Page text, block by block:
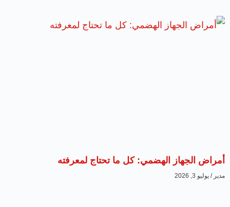
أمراض الجهاز الهضمي: كل ما تحتاج لمعرفته
مدير يوليو 3, 2026